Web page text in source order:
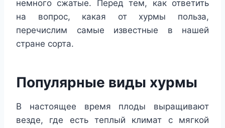
немного сжатые. Перед тем, как ответить
на вопрос, какая от хурмы польза,
перечислим самые известные в нашей
стране сорта.
Популярные виды хурмы
В настоящее время плоды выращивают
везде, где есть теплый климат с мягкой